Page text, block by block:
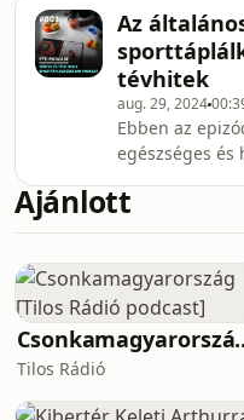
növényi alapú
mind pedig az
sportolók
Megbeszéljük,
lehetnek
ki a megfelelő
érdemes
azokra a
hatékonyságát
Az
tévhitek
aug. 29, 2024
Ebben az
egészséges és
hogy milyen
szüksége egy
valamint
tévhitekre,
felmerülnek.
Ajánlott
Tilos Rádió